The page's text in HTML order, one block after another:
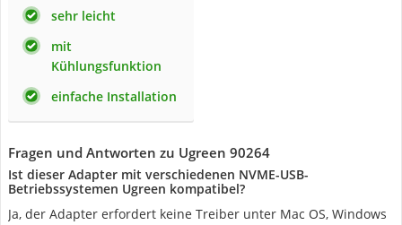
sehr leicht
mit
Kühlungsfunktion
einfache Installation
Fragen und Antworten zu Ugreen 90264
Ist dieser Adapter mit verschiedenen NVME-USB-
Betriebssystemen Ugreen kompatibel?
Ja, der Adapter erfordert keine Treiber unter Mac OS, Windows